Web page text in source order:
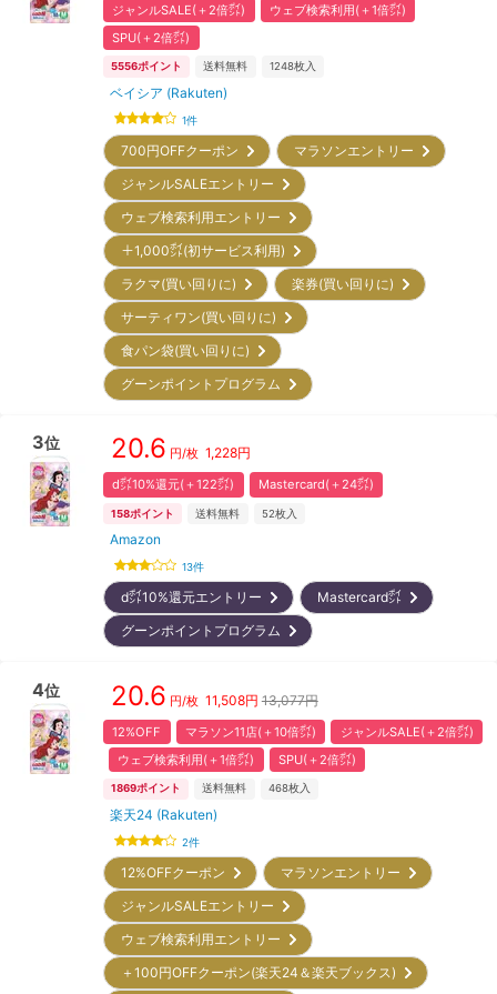
ジャンルSALE(＋2倍㌽)
ウェブ検索利用(＋1倍㌽)
SPU(＋2倍㌽)
5556ポイント 送料無料 1248枚入
ベイシア (Rakuten)
1件
700円OFFクーポン
マラソンエントリー
ジャンルSALEエントリー
ウェブ検索利用エントリー
＋1,000㌽(初サービス利用)
ラクマ(買い回りに)
楽券(買い回りに)
サーティワン(買い回りに)
食パン袋(買い回りに)
グーンポイントプログラム
3位 20.6 円/枚 1,228円
d㌽10%還元(＋122㌽) Mastercard(＋24㌽)
158ポイント 送料無料 52枚入
Amazon
13件
d㌽10%還元エントリー
Mastercard㌽
グーンポイントプログラム
4位 20.6 円/枚 11,508円 13,077円
12%OFF マラソン11店(＋10倍㌽)
ジャンルSALE(＋2倍㌽)
ウェブ検索利用(＋1倍㌽)
SPU(＋2倍㌽)
1869ポイント 送料無料 468枚入
楽天24 (Rakuten)
2件
12%OFFクーポン
マラソンエントリー
ジャンルSALEエントリー
ウェブ検索利用エントリー
＋100円OFFクーポン(楽天24＆楽天ブックス)